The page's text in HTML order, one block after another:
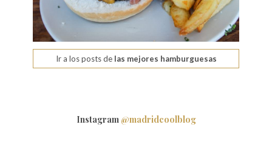
Ir a los posts delas mejores hamburguesas
Instagram @madridcoolblog